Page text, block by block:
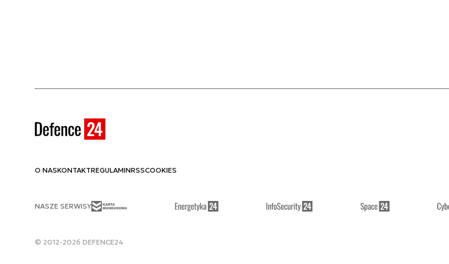
O NASKONTAKTREGULAMINRSSCOOKIES
NASZE SERWISY
© 2012-2026 DEFENCE24